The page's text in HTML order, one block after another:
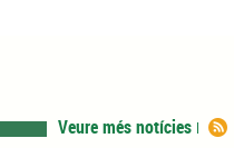
Veure més notícies